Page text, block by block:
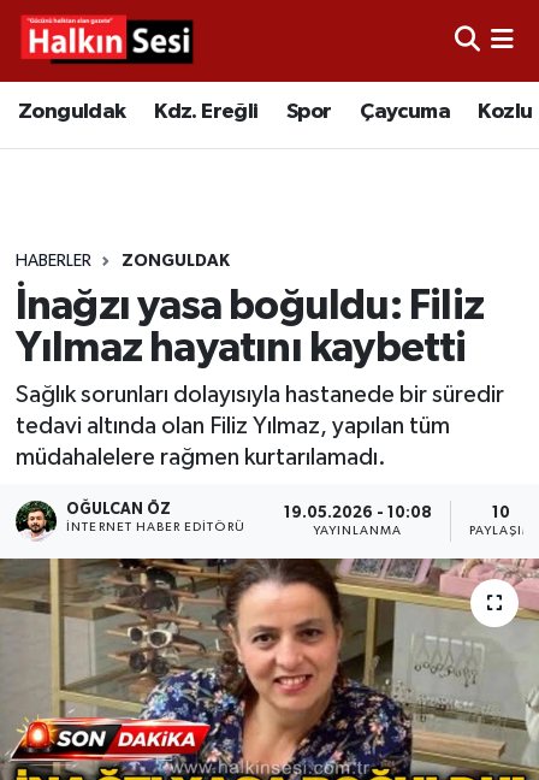
Zonguldak Kdz. Ereğli Spor Çaycuma Kozlu
HABERLER ZONGULDAK
İnağzı yasa boğuldu: Filiz
Yılmaz hayatını kaybetti
Sağlık sorunları dolayısıyla hastanede bir süredir
tedavi altında olan Filiz Yılmaz, yapılan tüm
müdahalelere rağmen kurtarılamadı.
OĞULCAN ÖZ
İNTERNET HABER EDITÖRÜ
19.05.2026 - 10:08
YAYINLANMA
10
PAYLAŞIM
Video
Çaycuma
Alaplı
Asayiş
Bartın
Karabük
Devrek
ÇEVRE
BİLİM VE TEKNOLOJİ
Merkez Hava Durumu
Tüm Manşetler
Son Dakika Haberleri
Haber Arşivi